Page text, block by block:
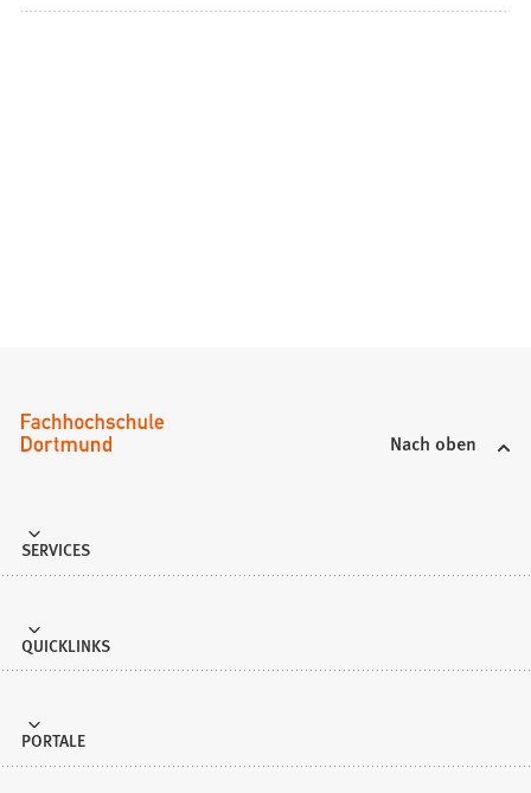
Nach oben
SERVICES
QUICKLINKS
PORTALE